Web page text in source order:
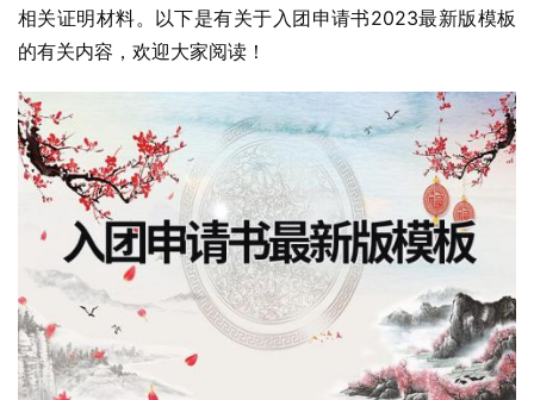
相关证明材料。以下是有关于入团申请书2023最新版模板
的有关内容，欢迎大家阅读！